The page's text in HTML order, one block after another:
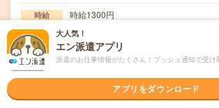
時給 時給1300円
交通費規定内支給
仕事内容
ライベート充実！カツオだし製造に伴
大人気！
エン派遣アプリ
派遣のお仕事情報がたくさん！プッシュ通知で受け
アプリをダウンロード